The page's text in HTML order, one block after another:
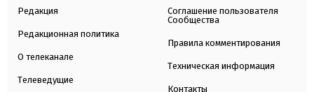
Редакция
Редакционная политика
О телеканале
Телеведущие
Соглашение пользователя
Сообщества
Правила комментирования
Техническая информация
Контакты